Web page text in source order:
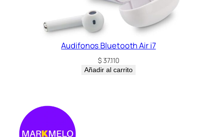
Audifonos Bluetooth Air i7
$37.110
Añadir al carrito